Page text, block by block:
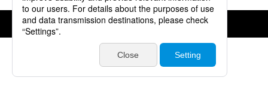
©JVCKENWOOD Corporation